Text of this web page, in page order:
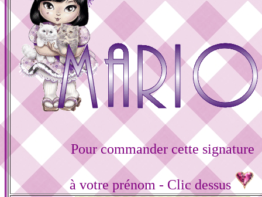
Pour commander cette signature
à votre prénom - Clic dessus